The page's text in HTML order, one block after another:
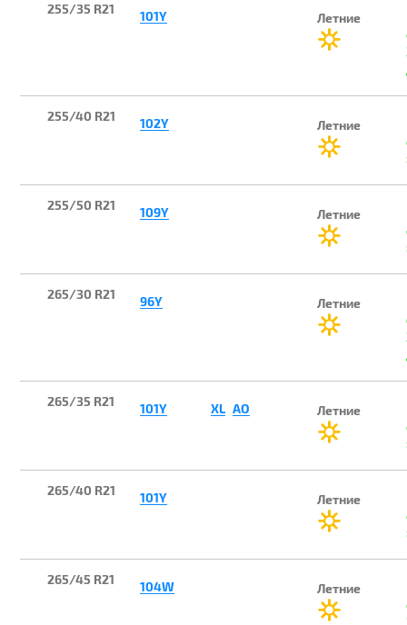
255/35 R21 101Y Летние
255/40 R21 102Y Летние
255/50 R21 109Y Летние
265/30 R21 96Y Летние
265/35 R21 101Y XL AO Летние
265/40 R21 101Y Летние
265/45 R21 104W Летние